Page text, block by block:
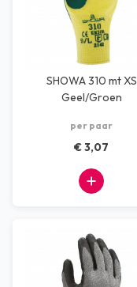
SHOWA 310 mt XS
Geel/Groen
per paar
€ 3,07